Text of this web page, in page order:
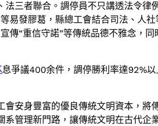
三者聯合。調停員不只講透法令律
易發膠葛，縣總工會結合司法、人
傳“重信守諾”等傳統品德不雅念，
息爭議400余件，調停勝利率達92%
安身豐富的優良傳統文明資本，將
管理新門路，讓傳統文明在古代企